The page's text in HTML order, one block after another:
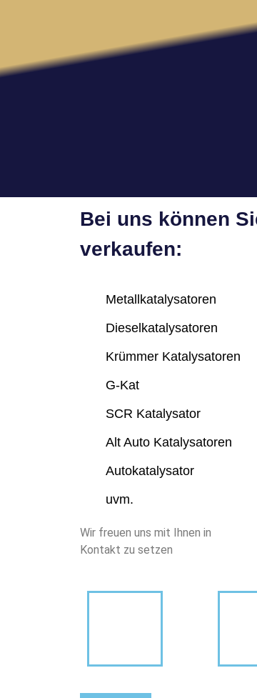
Bei uns können
verkaufen:
Metallkatalysatoren
Dieselkatalysatoren
Krümmer Katalysatoren
G-Kat
SCR Katalysator
Alt Auto Katalysatoren
Autokatalysator
uvm.
Wir freuen uns mit Ihnen in
Kontakt zu setzen